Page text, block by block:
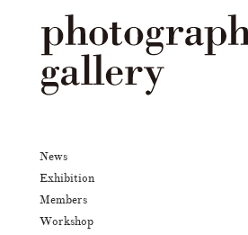
News
Exhibition
Members
Workshop